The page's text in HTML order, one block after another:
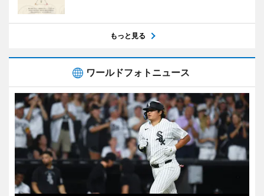
もっと見る
ワールドフォトニュース